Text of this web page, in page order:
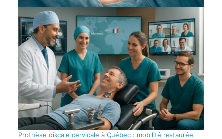
Prothèse discale cervicale à Québec : mobilité restaurée